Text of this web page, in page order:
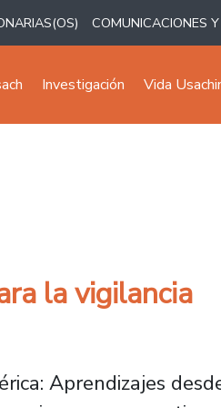
COMUNICACIONES
Investigación Vida
la vigilancia
Aprendizajes